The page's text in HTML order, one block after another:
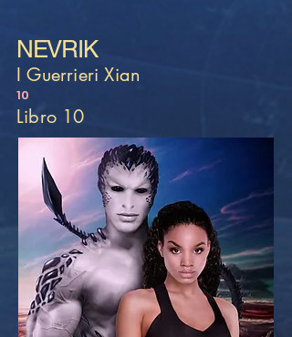
NEVRIK
I Guerrieri Xian
10
Libro 10